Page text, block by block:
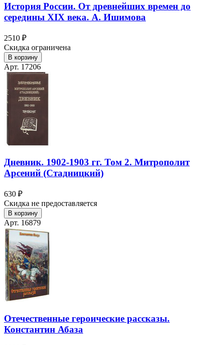
История России. От древнейших времен до
середины XIX века. А. Ишимова
2510 ₽
Скидка ограничена
В корзину
Арт. 17206
Дневник. 1902-1903 гг. Том 2. Митрополит
Арсений (Стадницкий)
630 ₽
Скидка не предоставляется
В корзину
Арт. 16879
Отечественные героические рассказы.
Константин Абаза